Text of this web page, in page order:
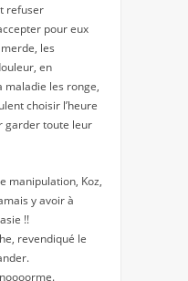
refuser
pour eux
les
en
maladie les ronge,
choisir l’heure
garder toute leur
manipulation, Koz,
y avoir à
!!
revendiqué le